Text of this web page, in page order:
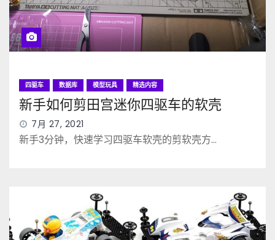
四驱车 数据库 模型玩具 精选内容
新手如何剪田宫迷你四驱车的软壳
7月 27, 2021
新手3分钟，快速学习四驱车软壳的剪软壳方…